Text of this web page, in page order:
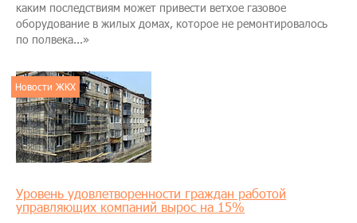
каким последствиям может привести ветхое газовое
оборудование в жилых домах, которое не ремонтировалось
по полвека...»
Новости ЖКХ
Уровень удовлетворенности граждан работой
управляющих компаний вырос на 15%